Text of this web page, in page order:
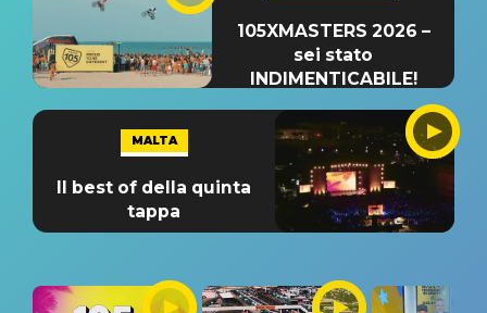
105XMASTERS 2026 –
sei stato
INDIMENTICABILE!
MALTA
Il best of della quinta
tappa